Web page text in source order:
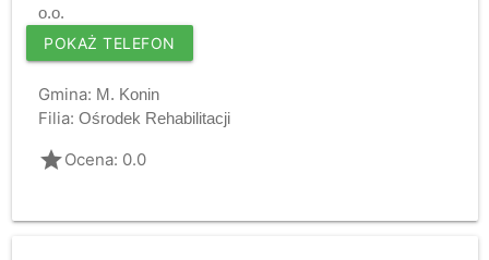
o.o.
POKAŻ TELEFON
Gmina: M. Konin
Filia: Ośrodek Rehabilitacji
gradeOcena: 0.0